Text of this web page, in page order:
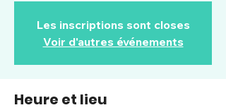
Les inscriptions sont closes
Voir d'autres événements
Heure et lieu